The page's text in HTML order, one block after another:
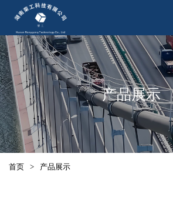
产品展示
首页 > 产品展示